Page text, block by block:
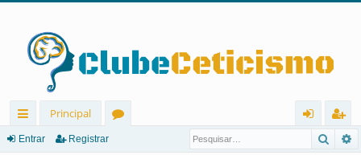
in
Principal
eg
Entrar Registrar